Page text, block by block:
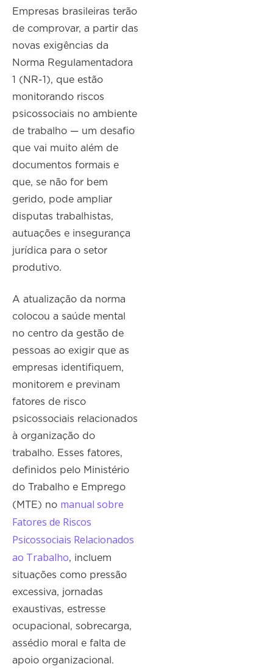
Empresas brasileiras terão
de comprovar, a partir das
novas exigências da
Norma Regulamentadora
1 (NR-1), que estão
monitorando riscos
psicossociais no ambiente
de trabalho — um desafio
que vai muito além de
documentos formais e
que, se não for bem
gerido, pode ampliar
disputas trabalhistas,
autuações e insegurança
jurídica para o setor
produtivo.
A atualização da norma
colocou a saúde mental
no centro da gestão de
pessoas ao exigir que as
empresas identifiquem,
monitorem e previnam
fatores de risco
psicossociais relacionados
à organização do
trabalho. Esses fatores,
definidos pelo Ministério
do Trabalho e Emprego
(MTE) no manual sobre
Fatores de Riscos
Psicossociais Relacionados
ao Trabalho, incluem
situações como pressão
excessiva, jornadas
exaustivas, estresse
ocupacional, sobrecarga,
assédio moral e falta de
apoio organizacional.